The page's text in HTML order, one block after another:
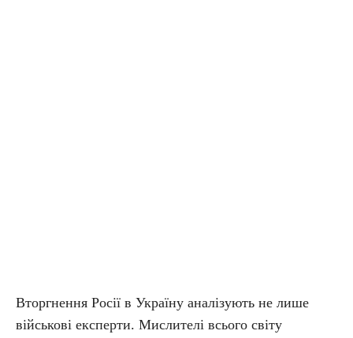
Вторгнення Росії в Україну аналізують не лише
військові експерти. Мислителі всього світу